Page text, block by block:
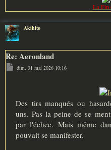
La Fin
Akihito
Re: Aeronland
M
e
e
dim. 31 mai 2026 10:16
Des tirs manqués ou
uns. Pas la peine de se
par l'échec. Mais même
pouvait se manifester.